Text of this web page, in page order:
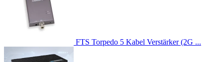
FTS Torpedo 5 Kabel Verstärker (2G ...